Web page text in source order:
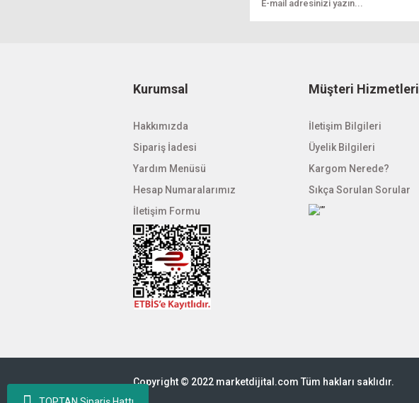
Kurumsal
Hakkımızda
Sipariş İadesi
Yardım Menüsü
Hesap Numaralarımız
İletişim Formu
Müşteri Hizmetleri
İletişim Bilgileri
Üyelik Bilgileri
Kargom Nerede?
Sıkça Sorulan Sorular
Copyright © 2022 marketdijital.com Tüm hakları saklıdır.